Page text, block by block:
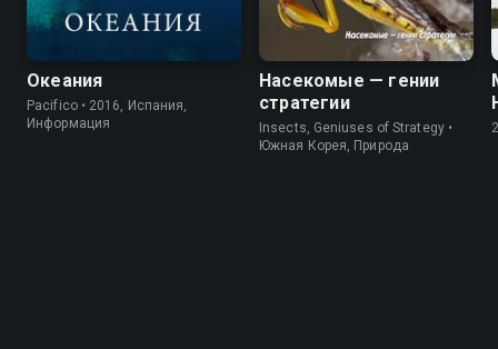
Океания
Pacifico • 2016, Испания,
Информация
Насекомые — гении
стратегии
Insects, Geniuses of Strategy •
Южная Корея, Природа